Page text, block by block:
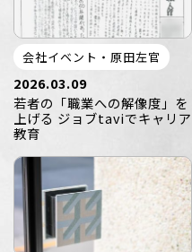
会社イベント・原田左官
2026.03.09
若者の「職業への解像度」を
上げる ジョブtaviでキャリア
教育